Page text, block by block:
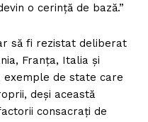
o cerință de bază.”
să fi rezistat deliberat
Franța, Italia și
de state care
deși această
consacrați de